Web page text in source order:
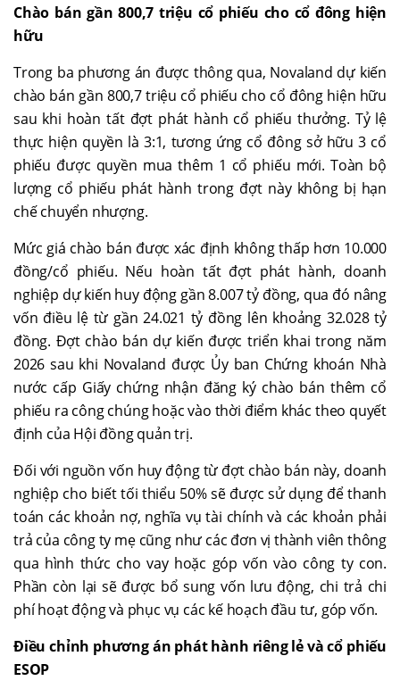
Chào bán gần 800,7 triệu cổ phiếu cho cổ đông hiện
hữu
Trong ba phương án được thông qua, Novaland dự kiến
chào bán gần 800,7 triệu cổ phiếu cho cổ đông hiện hữu
sau khi hoàn tất đợt phát hành cổ phiếu thưởng. Tỷ lệ
thực hiện quyền là 3:1, tương ứng cổ đông sở hữu 3 cổ
phiếu được quyền mua thêm 1 cổ phiếu mới. Toàn bộ
lượng cổ phiếu phát hành trong đợt này không bị hạn
chế chuyển nhượng.
Mức giá chào bán được xác định không thấp hơn 10.000
đồng/cổ phiếu. Nếu hoàn tất đợt phát hành, doanh
nghiệp dự kiến huy động gần 8.007 tỷ đồng, qua đó nâng
vốn điều lệ từ gần 24.021 tỷ đồng lên khoảng 32.028 tỷ
đồng. Đợt chào bán dự kiến được triển khai trong năm
2026 sau khi Novaland được Ủy ban Chứng khoán Nhà
nước cấp Giấy chứng nhận đăng ký chào bán thêm cổ
phiếu ra công chúng hoặc vào thời điểm khác theo quyết
định của Hội đồng quản trị.
Đối với nguồn vốn huy động từ đợt chào bán này, doanh
nghiệp cho biết tối thiểu 50% sẽ được sử dụng để thanh
toán các khoản nợ, nghĩa vụ tài chính và các khoản phải
trả của công ty mẹ cũng như các đơn vị thành viên thông
qua hình thức cho vay hoặc góp vốn vào công ty con.
Phần còn lại sẽ được bổ sung vốn lưu động, chi trả chi
phí hoạt động và phục vụ các kế hoạch đầu tư, góp vốn.
Điều chỉnh phương án phát hành riêng lẻ và cổ phiếu
ESOP